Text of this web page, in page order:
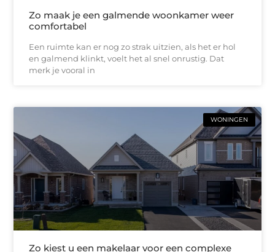
Zo maak je een galmende woonkamer weer
comfortabel
Een ruimte kan er nog zo strak uitzien, als het er hol
en galmend klinkt, voelt het al snel onrustig. Dat
merk je vooral in
WONINGEN
Zo kiest u een makelaar voor een complexe